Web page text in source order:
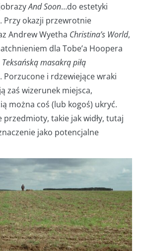
And Soon…do estetyki
okazji przewrotnie
Andrew Wyetha Christina’s World,
dla Tobe’a Hoopera
Teksańską masakrą piłą
Porzucone i rdzewiejące wraki
zaś wizerunek miejsca,
można coś (lub kogoś) ukryć.
takie jak widły, tutaj
jako potencjalne